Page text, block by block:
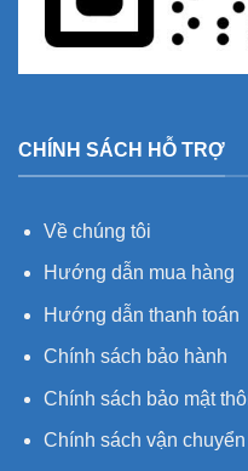
CHÍNH SÁCH HỖ TRỢ
Về chúng tôi
Hướng dẫn mua hàng
Hướng dẫn thanh toán
Chính sách bảo hành
Chính sách bảo mật
Chính sách vận chuyển